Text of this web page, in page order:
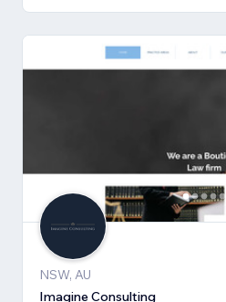
NSW, AU
Imagine Consulting